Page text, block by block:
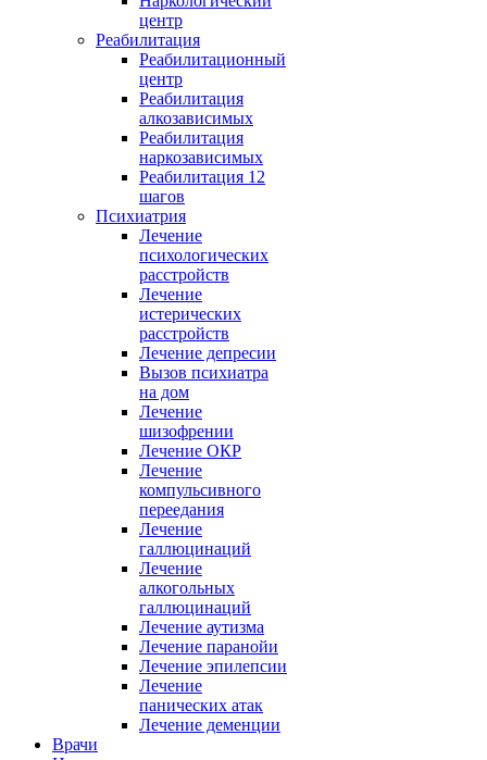
центр
Реабилитация
Реабилитационный
центр
Реабилитация
алкозависимых
Реабилитация
наркозависимых
Реабилитация 12
шагов
Психиатрия
Лечение
психологических
расстройств
Лечение
истерических
расстройств
Лечение депресии
Вызов психиатра
на дом
Лечение
шизофрении
Лечение ОКР
Лечение
компульсивного
переедания
Лечение
галлюцинаций
Лечение
алкогольных
галлюцинаций
Лечение аутизма
Лечение паранойи
Лечение эпилепсии
Лечение
панических атак
Лечение деменции
Врачи